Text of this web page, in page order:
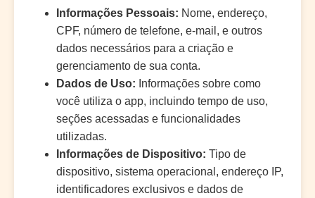
Informações Pessoais: Nome, endereço,
CPF, número de telefone, e-mail, e outros
dados necessários para a criação e
gerenciamento de sua conta.
Dados de Uso: Informações sobre como
você utiliza o app, incluindo tempo de uso,
seções acessadas e funcionalidades
utilizadas.
Informações de Dispositivo: Tipo de
dispositivo, sistema operacional, endereço IP,
identificadores exclusivos e dados de